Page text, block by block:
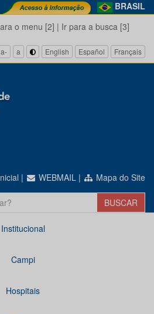
BRASIL
o menu [2] | Ir para a busca [3]
a- a English Español Français
| WEBMAIL | Mapa do Site
Institucional
Campi
Hospitais